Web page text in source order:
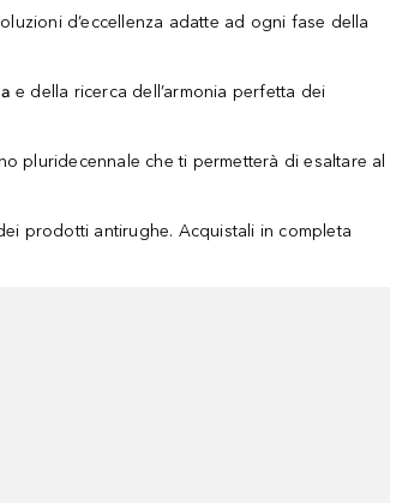
d’eccellenza adatte ad ogni fase della
e della ricerca dell’armonia perfetta dei
pluridecennale che ti permetterà di esaltare al
prodotti antirughe. Acquistali in completa